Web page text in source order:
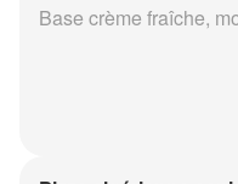
Base crème fraîche,